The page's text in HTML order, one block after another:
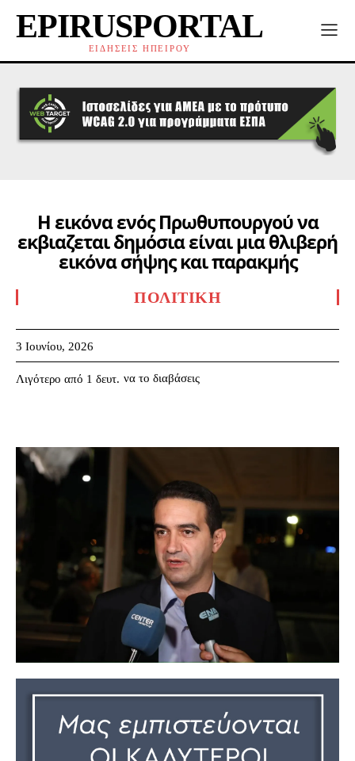
EPIRUSPORTAL
ΕΙΔΗΣΕΙΣ ΗΠΕΙΡΟΥ
Η εικόνα ενός Πρωθυπουργού να
εκβιαζεται δημόσια είναι μια θλιβερή
εικόνα σήψης και παρακμής
ΠΟΛΙΤΙΚΉ
3 Ιουνίου, 2026
Λιγότερο από 1 δευτ. να το διαβάσεις